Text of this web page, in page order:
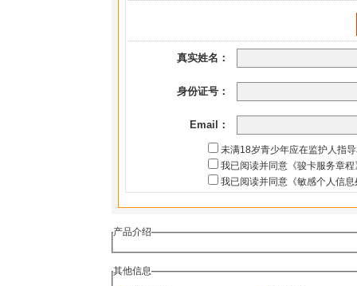
真实姓名：
身份证号：
Email：
未满18岁青少年应在监护人指
我已阅读并同意《骏卡服务章程
我已阅读并同意《敏感个人信
产品介绍
其他信息